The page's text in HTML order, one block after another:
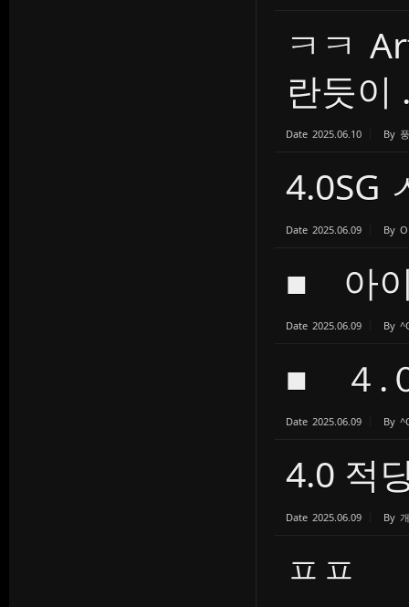
ㅋㅋ
란듯이
Date 2025.06.10 By
4.0SG
Date 2025.06.09 By
■ 아
Date 2025.06.09 By
■ ４.
Date 2025.06.09 By
4.0 적
Date 2025.06.09 By
ㅍㅍ